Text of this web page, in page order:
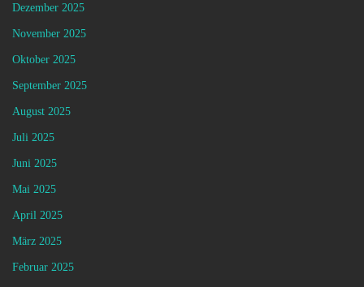
Dezember 2025
November 2025
Oktober 2025
September 2025
August 2025
Juli 2025
Juni 2025
Mai 2025
April 2025
März 2025
Februar 2025